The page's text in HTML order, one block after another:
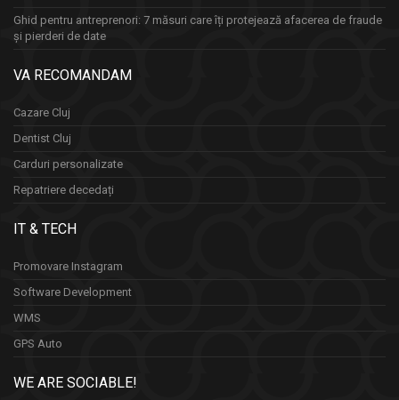
Ghid pentru antreprenori: 7 măsuri care îți protejează afacerea de fraude
și pierderi de date
VA RECOMANDAM
Cazare Cluj
Dentist Cluj
Carduri personalizate
Repatriere decedați
IT & TECH
Promovare Instagram
Software Development
WMS
GPS Auto
WE ARE SOCIABLE!